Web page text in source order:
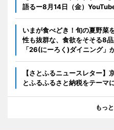
語るー8月14日（金）
いまが食べどき！旬の夏野菜
性も抜群な、食欲をそそる8
「26(にーろく)ダイニング」
【さとふるニュースレター
とふるふるさと納税をテーマ
もっ